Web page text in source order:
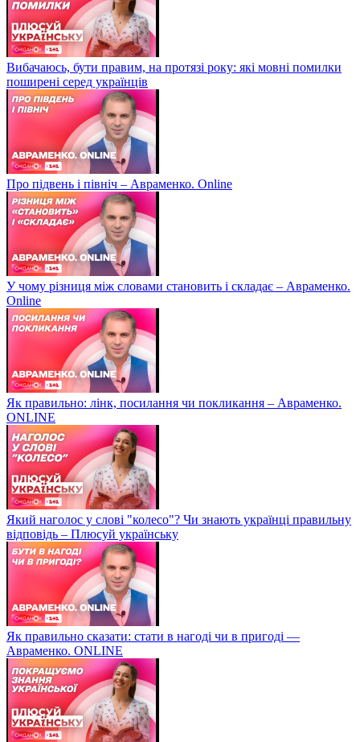
Вибачаюсь, бути правим, на протязі року: які мовні помилки
поширені серед українців
Про підвень і північ – Авраменко. Online
У чому різниця між словами становить і складає – Авраменко.
Online
Як правильно: лінк, посилання чи покликання – Авраменко.
ONLINE
Який наголос у слові "колесо"? Чи знають українці правильну
відповідь – Плюсуй українську
Як правильно сказати: стати в нагоді чи в пригоді —
Авраменко. ONLINE